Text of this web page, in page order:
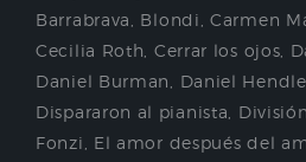
Barrabrava
Blondi ,Carmen
Cecilia Roth Cerrar los ojos
Daniel Burman
Daniel
Dispararon al pianista
Fonzi
El amor después del